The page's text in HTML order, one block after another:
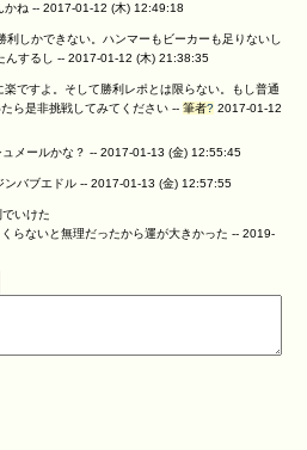
かね -- 2017-01-12 (木) 12:49:18
利しかできない。ハンマーもビーカーも足りないし
んするし -- 2017-01-12 (木) 21:38:35
ですよ。そして勝利レポとは限らない。もし普通
ら是非挑戦してみてください -- 筆者? 2017-01-12
メールかな？ -- 2017-01-13 (金) 12:55:45
ンバブエドル -- 2017-01-13 (金) 12:57:55
いけた
らないと無理だったから運が大きかった -- 2019-